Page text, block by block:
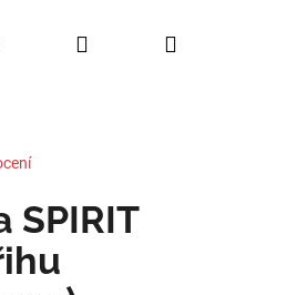
PřihlášeníNákupní
SPIRIT